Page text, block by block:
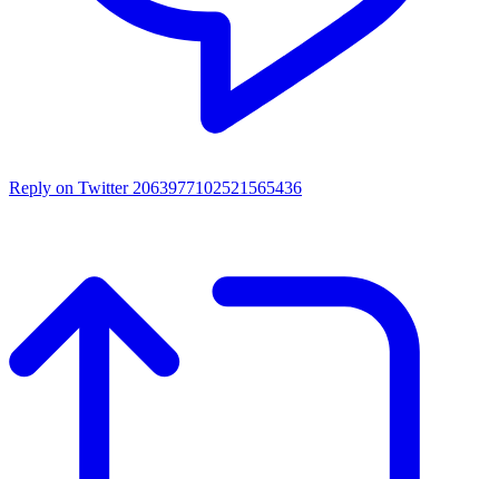
Reply on Twitter 2063977102521565436